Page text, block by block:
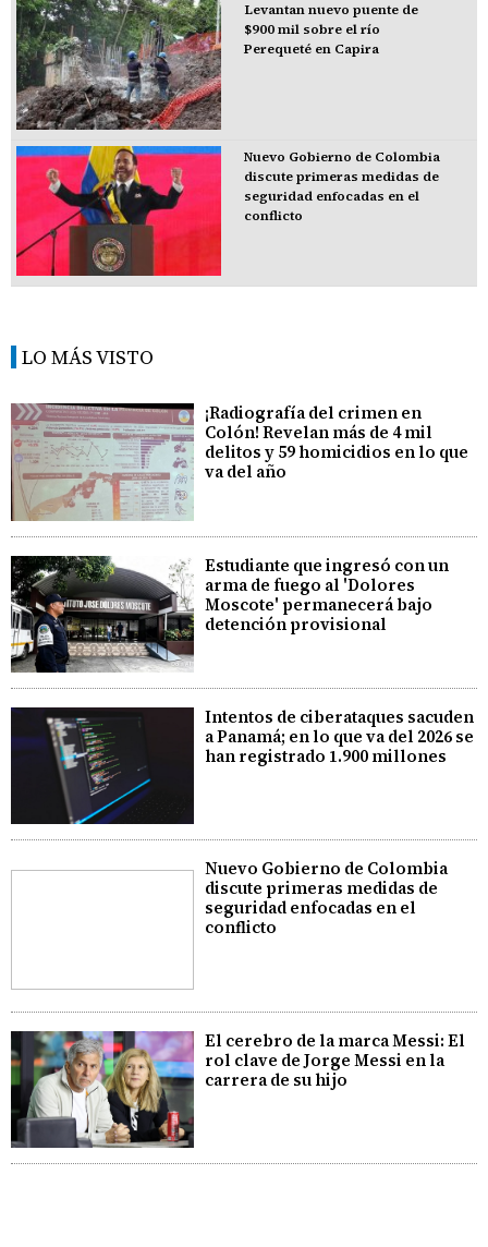
Levantan nuevo puente de
$900 mil sobre el río
Perequeté en Capira
Nuevo Gobierno de Colombia
discute primeras medidas de
seguridad enfocadas en el
conflicto
LO MÁS VISTO
¡Radiografía del crimen en
Colón! Revelan más de 4 mil
delitos y 59 homicidios en lo que
va del año
Estudiante que ingresó con un
arma de fuego al 'Dolores
Moscote' permanecerá bajo
detención provisional
Intentos de ciberataques sacuden
a Panamá; en lo que va del 2026 se
han registrado 1.900 millones
Nuevo Gobierno de Colombia
discute primeras medidas de
seguridad enfocadas en el
conflicto
El cerebro de la marca Messi: El
rol clave de Jorge Messi en la
carrera de su hijo